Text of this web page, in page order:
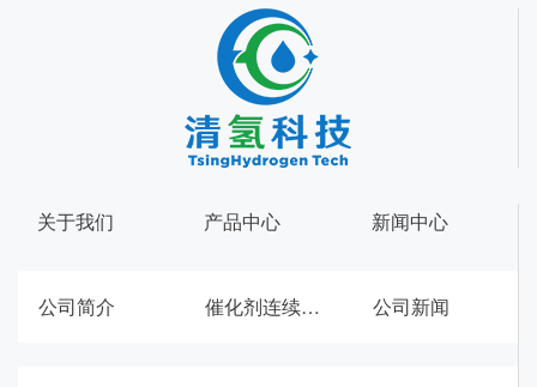
关于我们
公司简介
产品中心
催化剂连续合成生产线
新闻中心
公司新闻